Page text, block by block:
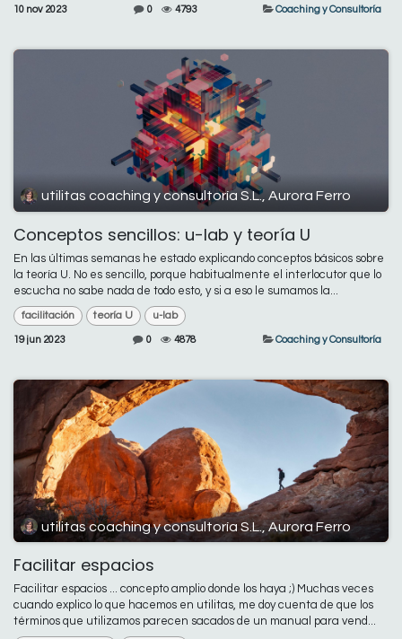
10 nov 2023 0 4793 Coaching y Consultoría
utilitas coaching y consultoría S.L., Aurora Ferro
Conceptos sencillos: u-lab y teoría U
En las últimas semanas he estado explicando conceptos básicos sobre
la teoría U. No es sencillo, porque habitualmente el interlocutor que lo
escucha no sabe nada de todo esto, y si a eso le sumamos la...
facilitación teoría U u-lab
19 jun 2023 0 4878 Coaching y Consultoría
utilitas coaching y consultoría S.L., Aurora Ferro
Facilitar espacios
Facilitar espacios ... concepto amplio donde los haya ;) Muchas veces
cuando explico lo que hacemos en utilitas, me doy cuenta de que los
términos que utilizamos parecen sacados de un manual para vend...